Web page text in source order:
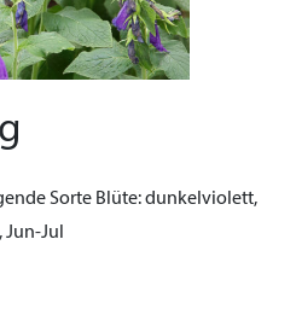
Sorte Blüte:dunkelviolett,
Jul